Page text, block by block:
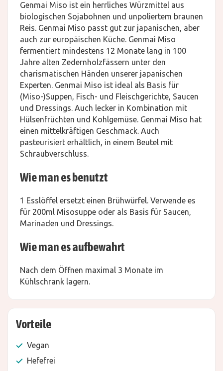
Genmai Miso ist ein herrliches Würzmittel aus
biologischen Sojabohnen und unpoliertem braunen
Reis. Genmai Miso passt gut zur japanischen, aber
auch zur europäischen Küche. Genmai Miso
fermentiert mindestens 12 Monate lang in 100
Jahre alten Zedernholzfässern unter den
charismatischen Händen unserer japanischen
Experten. Genmai Miso ist ideal als Basis für
(Miso-)Suppen, Fisch- und Fleischgerichte, Saucen
und Dressings. Auch lecker in Kombination mit
Hülsenfrüchten und Kohlgemüse. Genmai Miso hat
einen mittelkräftigen Geschmack. Auch
pasteurisiert erhältlich, in einem Beutel mit
Schraubverschluss.
Wie man es benutzt
1 Esslöffel ersetzt einen Brühwürfel. Verwende es
für 200ml Misosuppe oder als Basis für Saucen,
Marinaden und Dressings.
Wie man es aufbewahrt
Nach dem Öffnen maximal 3 Monate im
Kühlschrank lagern.
Vorteile
Vegan
Hefefrei